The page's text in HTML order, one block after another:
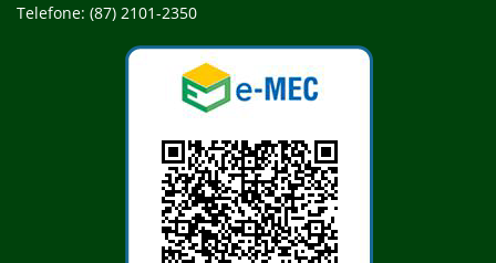
Telefone: (87) 2101-2350